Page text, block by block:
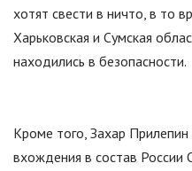
хотят свести в ничто, в то
Харьковская и Сумская
находились в безопасности.
Кроме того, Захар
вхождения в состав России